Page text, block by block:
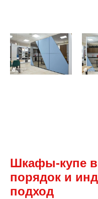
Шкафы‑купе
порядок и
подход